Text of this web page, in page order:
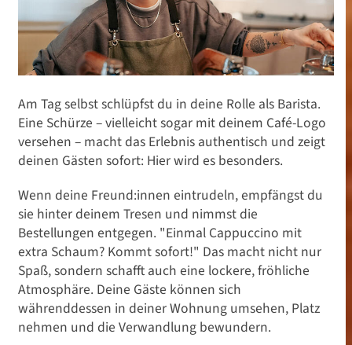
Am Tag selbst schlüpfst du in deine Rolle als Barista.
Eine Schürze – vielleicht sogar mit deinem Café-Logo
versehen – macht das Erlebnis authentisch und zeigt
deinen Gästen sofort: Hier wird es besonders.
Wenn deine Freund:innen eintrudeln, empfängst du
sie hinter deinem Tresen und nimmst die
Bestellungen entgegen. "Einmal Cappuccino mit
extra Schaum? Kommt sofort!" Das macht nicht nur
Spaß, sondern schafft auch eine lockere, fröhliche
Atmosphäre. Deine Gäste können sich
währenddessen in deiner Wohnung umsehen, Platz
nehmen und die Verwandlung bewundern.